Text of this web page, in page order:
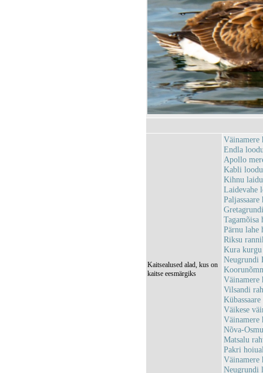
Kaitsealused alad, kus on
kaitse eesmärgiks
Endla
Apollo
Kabli
Kihnu
Laidevahe
Pärnu lahe
Riksu
Kura
Neugrundi
Väinamere
Vilsandi
Väikese
Väinamere
Nõva-
Matsalu
Pakri
Väinamere
Neugrundi